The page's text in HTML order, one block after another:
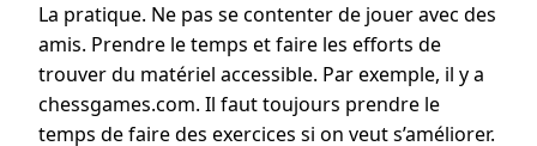
La pratique. Ne pas se contenter de jouer avec des
amis. Prendre le temps et faire les efforts de
trouver du matériel accessible. Par exemple, il y a
chessgames.com. Il faut toujours prendre le
temps de faire des exercices si on veut s’améliorer.